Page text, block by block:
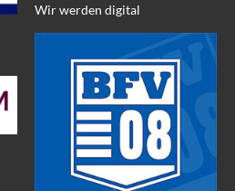
Wir werden digital